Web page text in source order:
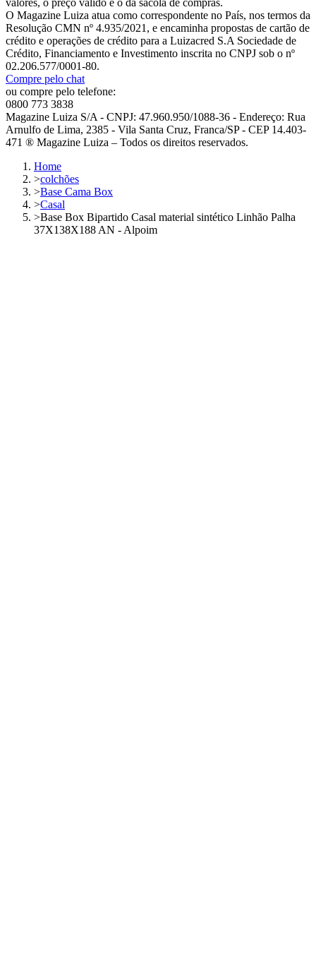
O Magazine Luiza atua como correspondente no País, nos termos da
Resolução CMN nº 4.935/2021, e encaminha propostas de cartão de
crédito e operações de crédito para a Luizacred S.A Sociedade de
Crédito, Financiamento e Investimento inscrita no CNPJ sob o nº
02.206.577/0001-80.
Compre pelo chat
ou compre pelo telefone:
0800 773 3838
Magazine Luiza S/A - CNPJ: 47.960.950/1088-36 - Endereço: Rua
Arnulfo de Lima, 2385 - Vila Santa Cruz, Franca/SP - CEP 14.403-
471 ® Magazine Luiza – Todos os direitos reservados.
Home
>colchões
>Base Cama Box
>Casal
>Base Box Bipartido Casal material sintético Linhão Palha
37X138X188 AN - Alpoim